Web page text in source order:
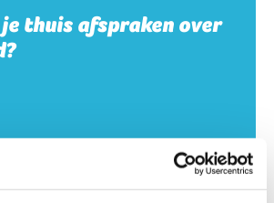
thuis afspraken over